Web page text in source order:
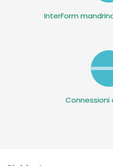
InterForm
Connessioni